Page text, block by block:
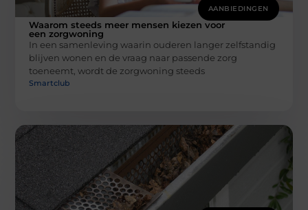
AANBIEDINGEN
Waarom steeds meer mensen kiezen voor
een zorgwoning
In een samenleving waarin ouderen langer zelfstandig
blijven wonen en de vraag naar passende zorg
toeneemt, wordt de zorgwoning steeds
Smartclub